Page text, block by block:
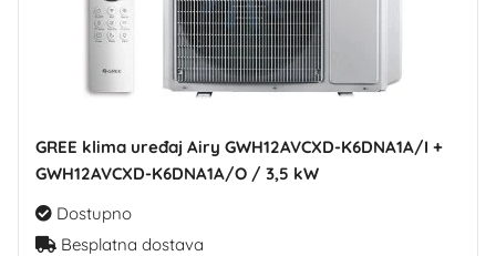
GREE klima uređaj Airy GWH12AVCXD-K6DNA1A/I +
GWH12AVCXD-K6DNA1A/O / 3,5 kW
Dostupno
Besplatna dostava